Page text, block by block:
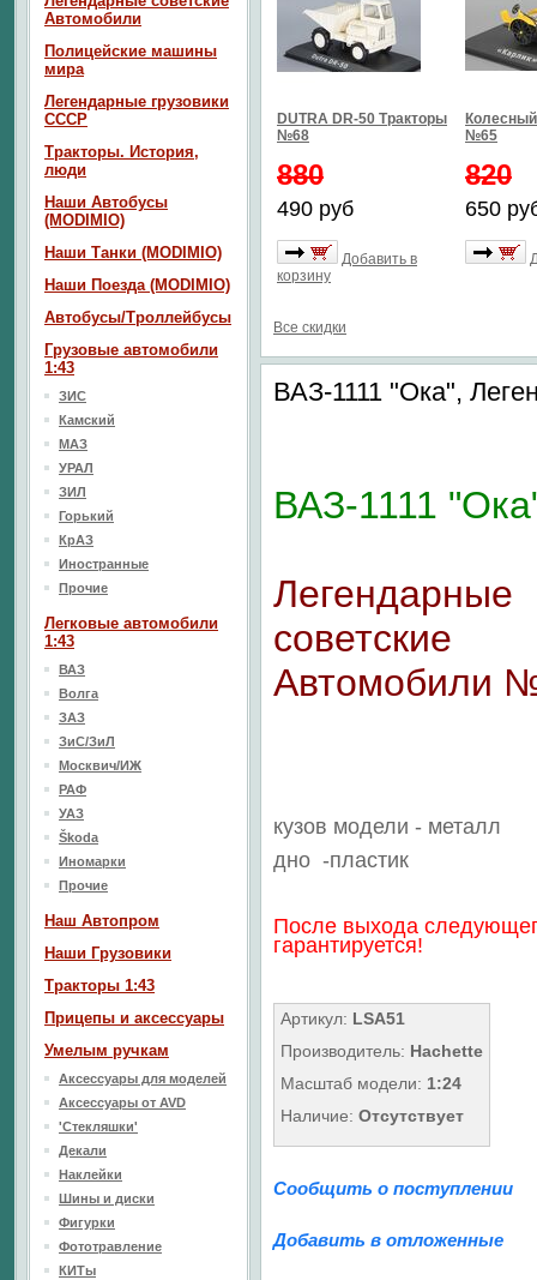
DUTRA DR-50 Тракторы
№68
880
490 руб
Добавить в
корзину
№65
820
650
Все скидки
ВАЗ-1111 "Ока",
ВАЗ-1111
Легендарные
советские
Автомобили
кузов модели - металл
дно -пластик
После выхода
гарантируется!
Артикул: LSA51
Производитель: Hachette
Масштаб модели: 1:24
Наличие: Отсутствует
Сообщить о поступлении
Добавить в отложенные
Автомобили
Полицейские машины
мира
Легендарные грузовики
СССР
Тракторы. История,
люди
Наши Автобусы
(MODIMIO)
Наши Танки (MODIMIO)
Наши Поезда (MODIMIO)
Автобусы/Троллейбусы
Грузовые автомобили
1:43
ЗИС
Камский
МАЗ
УРАЛ
ЗИЛ
Горький
КрАЗ
Иностранные
Прочие
Легковые автомобили
1:43
ВАЗ
Волга
ЗАЗ
ЗиС/ЗиЛ
Москвич/ИЖ
РАФ
УАЗ
Škoda
Иномарки
Прочие
Наш Aвтопром
Наши Грузовики
Тракторы 1:43
Прицепы и аксессуары
Умелым ручкам
Аксессуары для моделей
Аксессуары от AVD
'Стекляшки'
Декали
Наклейки
Шины и диски
Фигурки
Фототравление
КИТы